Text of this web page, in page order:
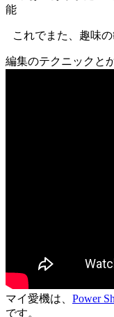
能
これでまた、趣味
編集のテクニックと
マイ愛機は、 Power
です。